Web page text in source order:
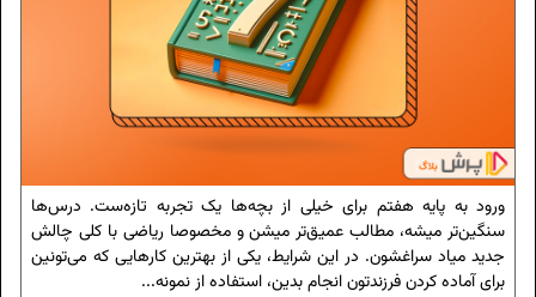
ورود به پایه هفتم برای خیلی از بچه‌ها یک تجربه تازه‌ست. درس‌ها
سنگین‌تر میشه، مطالب عمیق‌تر میشن و مخصوصا ریاضی با کلی چالش
جدید میاد سراغشون. در این شرایط، یکی از بهترین کارهایی که می‌تونین
برای آماده کردن فرزندتون انجام بدین، استفاده از نمونه...